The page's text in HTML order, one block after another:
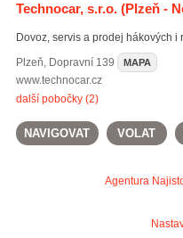
Technocar, s.r.o.(Plzeň -
Dovoz, servis a prodej hákových
Plzeň, Dopravní 139 MAPA
www.technocar.cz
další pobočky (2)
NAVIGOVAT VOLAT
Agentura